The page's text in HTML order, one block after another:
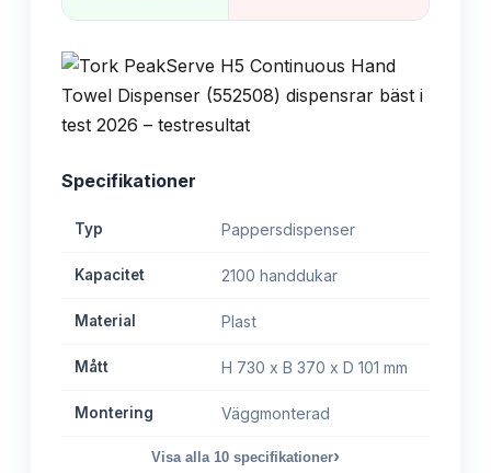
Specifikationer
Typ Pappersdispenser
Kapacitet 2100 handdukar
Material Plast
Mått H 730 x B 370 x D 101 mm
Montering Väggmonterad
Visa alla 10 specifikationer›